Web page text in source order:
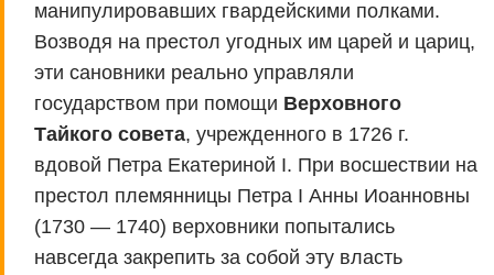
манипулировавших гвардейскими полками.
Возводя на престол угодных им царей и цариц,
эти сановники реально управляли
государством при помощи Верховного
Тайкого совета, учрежденного в 1726 г.
вдовой Петра Екатериной I. При восшествии на
престол племянницы Петра I Анны Иоанновны
(1730 — 1740) верховники попытались
навсегда закрепить за собой эту власть